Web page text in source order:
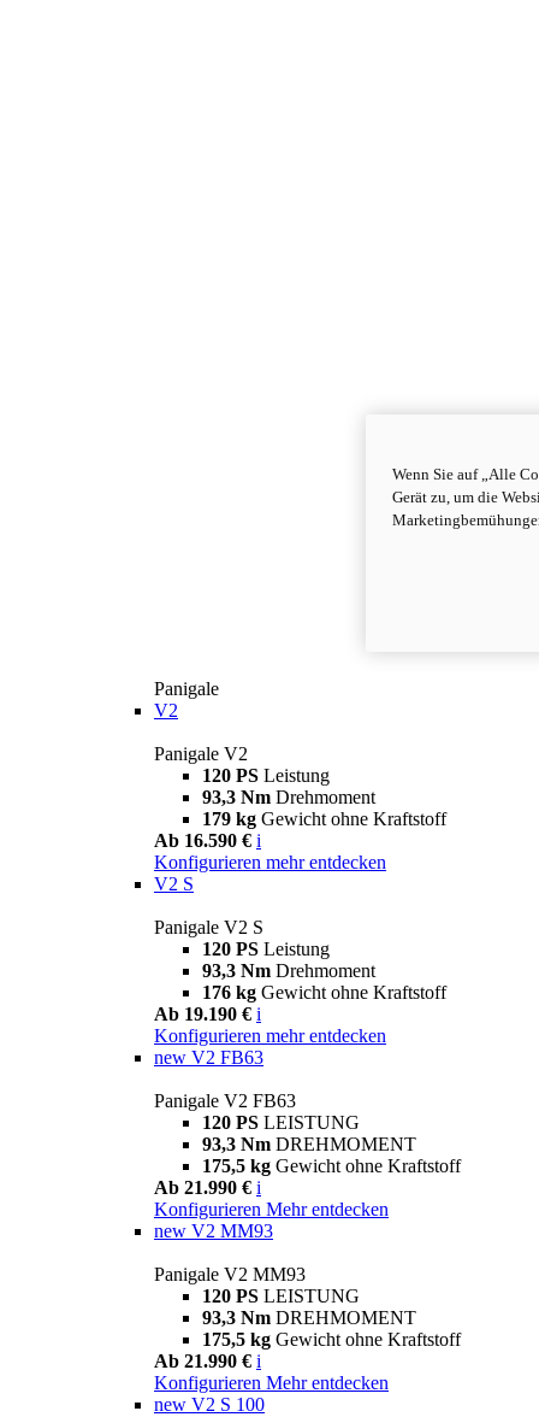
Panigale
V2
Panigale V2
120 PS Leistung
93,3 Nm Drehmoment
179 kg Gewicht ohne Kraftstoff
Ab 16.590 € i
Konfigurieren mehr entdecken
V2 S
Panigale V2 S
120 PS Leistung
93,3 Nm Drehmoment
176 kg Gewicht ohne Kraftstoff
Ab 19.190 € i
Konfigurieren mehr entdecken
new V2 FB63
Panigale V2 FB63
120 PS LEISTUNG
93,3 Nm DREHMOMENT
175,5 kg Gewicht ohne Kraftstoff
Ab 21.990 € i
Konfigurieren Mehr entdecken
new V2 MM93
Panigale V2 MM93
120 PS LEISTUNG
93,3 Nm DREHMOMENT
175,5 kg Gewicht ohne Kraftstoff
Ab 21.990 € i
Konfigurieren Mehr entdecken
new V2 S 100
Wenn Sie auf „Alle
Gerät zu, um die